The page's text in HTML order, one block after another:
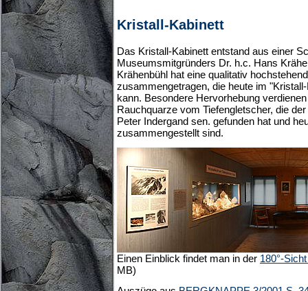
Kristall-Kabinett
Das Kristall-Kabinett entstand aus einer
Museumsmitgründers Dr. h.c. Hans
Krähenbühl hat eine qualitativ
zusammengetragen, die heute im
kann. Besondere Hervorhebung
Rauchquarze vom Tiefengletscher, die
Peter Indergand sen. gefunden hat und
zusammengestellt sind.
Einen Einblick findet man in der 180°-
MB)